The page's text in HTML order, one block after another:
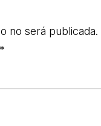
no será publicada.
*